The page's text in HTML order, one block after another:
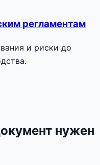
регламентам
и риски до
нужен